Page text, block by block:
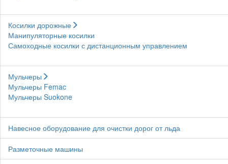
Косилки дорожные
Манипуляторные косилки
Самоходные косилки с дистанционным управлением
Мульчеры
Мульчеры Femac
Мульчеры Suokone
Навесное оборудование для очистки дорог от льда
Разметочные машины